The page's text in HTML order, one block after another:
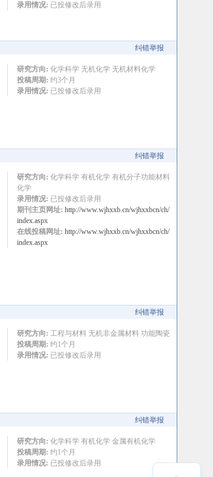
录用情况: 已投修改后录用
纠错举报
研究方向: 化学科学 无机化学 无机材料化学
投稿周期: 约3个月
录用情况: 已投修改后录用
纠错举报
研究方向: 化学科学 有机化学 有机分子功能材料
化学
录用情况: 已投修改后录用
期刊主页网址: http://www.wjhxxb.cn/wjhxxbcn/ch/
index.aspx
在线投稿网址: http://www.wjhxxb.cn/wjhxxbcn/ch/
index.aspx
纠错举报
研究方向: 工程与材料 无机非金属材料 功能陶瓷
投稿周期: 约1个月
录用情况: 已投修改后录用
纠错举报
研究方向: 化学科学 有机化学 金属有机化学
投稿周期: 约1个月
录用情况: 已投修改后录用